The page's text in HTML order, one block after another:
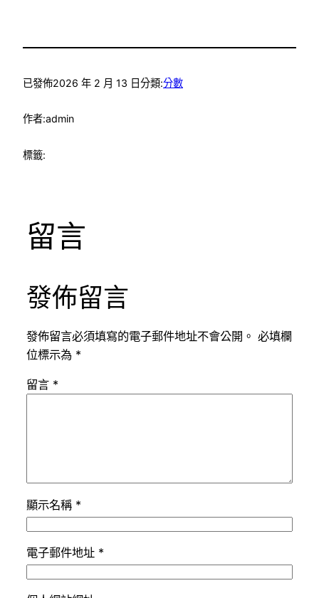
已發佈2026 年 2 月 13 日分類:分數
作者:admin
標籤:
留言
發佈留言
發佈留言必須填寫的電子郵件地址不會公開。 必填欄
位標示為 *
留言 *
顯示名稱 *
電子郵件地址 *